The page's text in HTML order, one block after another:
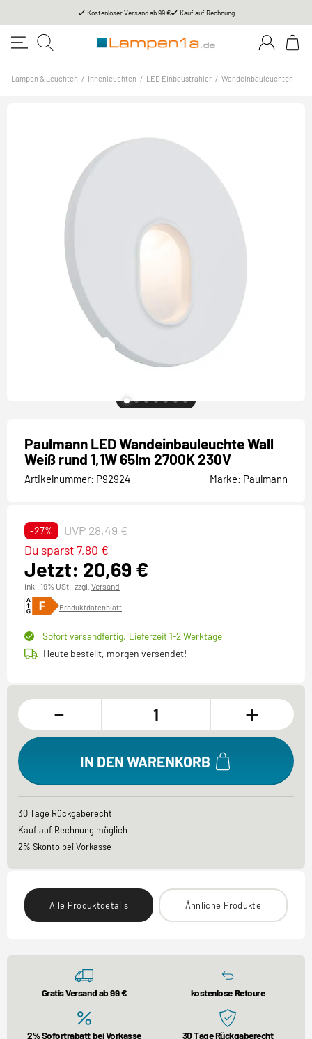
Kostenloser Versand ab 99 € Kauf auf Rechnung
Lampen & Leuchten / Innenleuchten / LED Einbaustrahler / Wandeinbauleuchten
Paulmann LED Wandeinbauleuchte Wall
Weiß rund 1,1W 65lm 2700K 230V
Artikelnummer: P92924 Marke: Paulmann
-27% UVP 28,49 €
Jetzt: 20,69 €
Du sparst 7,80 €
inkl. 19% USt., zzgl. Versand
Produktdatenblatt
Sofort versandfertig, Lieferzeit 1-2 Werktage
Heute bestellt, morgen versendet!
- +
IN DEN WARENKORB
30 Tage Rückgaberecht
Kauf auf Rechnung möglich
2% Skonto bei Vorkasse
Alle Produktdetails Ähnliche Produkte
Gratis Versand ab 99 € kostenlose Retoure
2% Sofortrabatt bei Vorkasse 30 Tage Rückgaberecht